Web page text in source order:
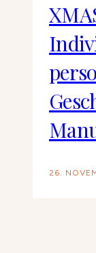
26.